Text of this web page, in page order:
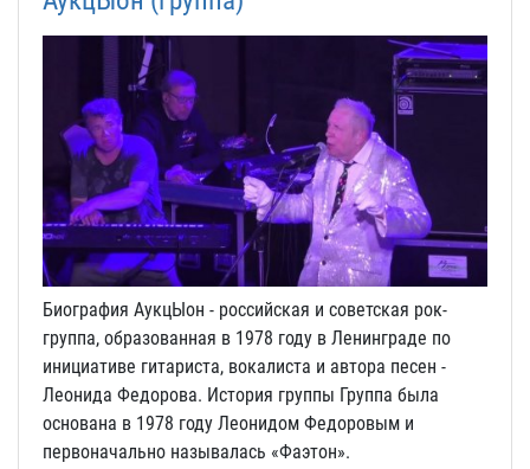
Биография АукцЫон - российская и советская рок-
группа, образованная в 1978 году в Ленинграде по
инициативе гитариста, вокалиста и автора песен -
Леонида Федорова. История группы Группа была
основана в 1978 году Леонидом Федоровым и
первоначально называлась «Фаэтон».